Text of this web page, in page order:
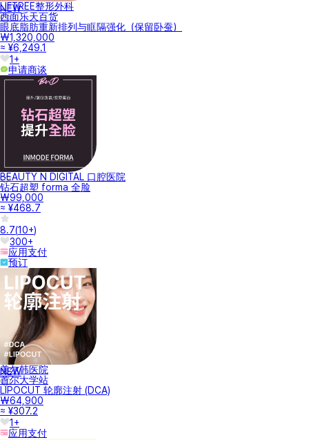
NEW
LIFTREE整形外科
西面乐天百货
眼底脂肪重新排列与眶隔强化（保留卧蚕）
₩1,320,000
≈ ¥6,249.1
1+
申请商谈
BEAUTY N DIGITAL 口腔医院
钻石超塑 forma 全脸
₩99,000
≈ ¥468.7
8.7(10+)
300+
应用支付
预订
NEW
美尔韩医院
首尔大学站
LIPOCUT 轮廓注射 (DCA)
₩64,900
≈ ¥307.2
1+
应用支付